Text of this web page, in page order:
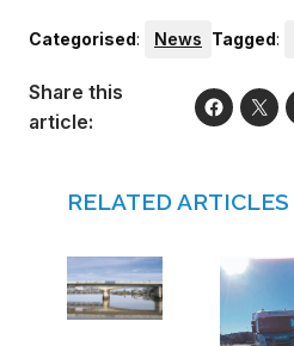
Categorised: News Tagged:
Share this
article:
RELATED ARTICLES